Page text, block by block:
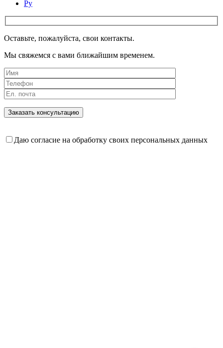
Ру
Оставьте, пожалуйста, свои контакты.
Мы свяжемся с вами ближайшим временем.
Даю согласие на обработку своих персональных данных